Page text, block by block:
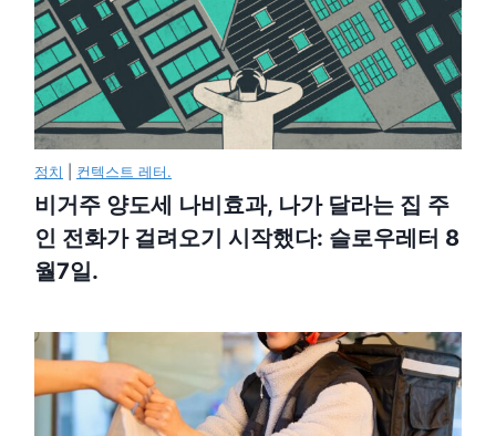
정치 컨텍스트 레터.
비거주 양도세 나비효과, 나가 달라는 집 주
인 전화가 걸려오기 시작했다: 슬로우레터 8
월7일.